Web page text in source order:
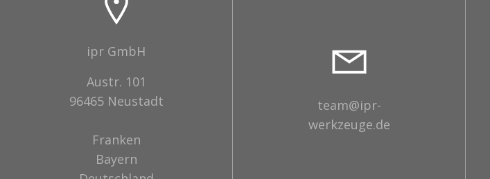
ipr GmbH
Austr. 101
96465 Neustadt
Franken
Bayern
team@ipr-
werkzeuge.de